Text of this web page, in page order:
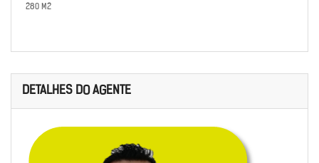
280 M2
DETALHES DO AGENTE